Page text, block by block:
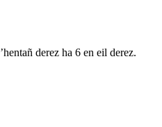
derez ha 6 en eil derez.